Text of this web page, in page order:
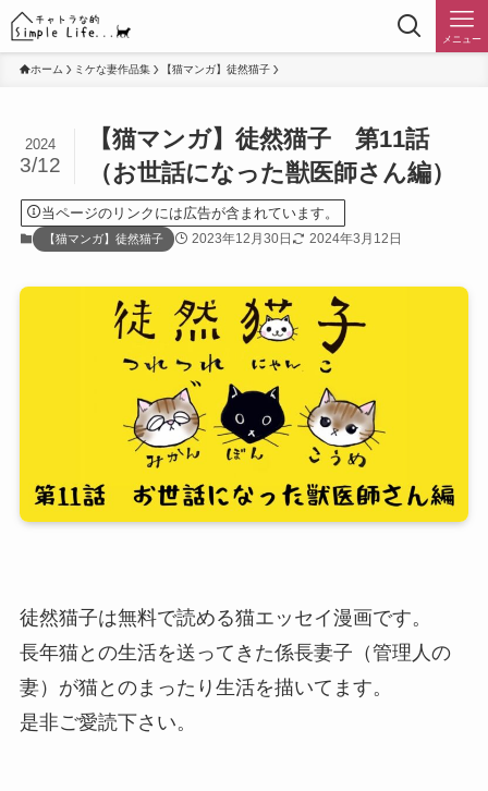
メニュー
ホーム ミケな妻作品集 【猫マンガ】徒然猫子
【猫マンガ】徒然猫子 第11話
（お世話になった獣医師さん編）
2024
3/12
当ページのリンクには広告が含まれています。
【猫マンガ】徒然猫子 2023年12月30日 2024年3月12日
徒然猫子は無料で読める猫エッセイ漫画です。
長年猫との生活を送ってきた係長妻子（管理人の
妻）が猫とのまったり生活を描いてます。
是非ご愛読下さい。